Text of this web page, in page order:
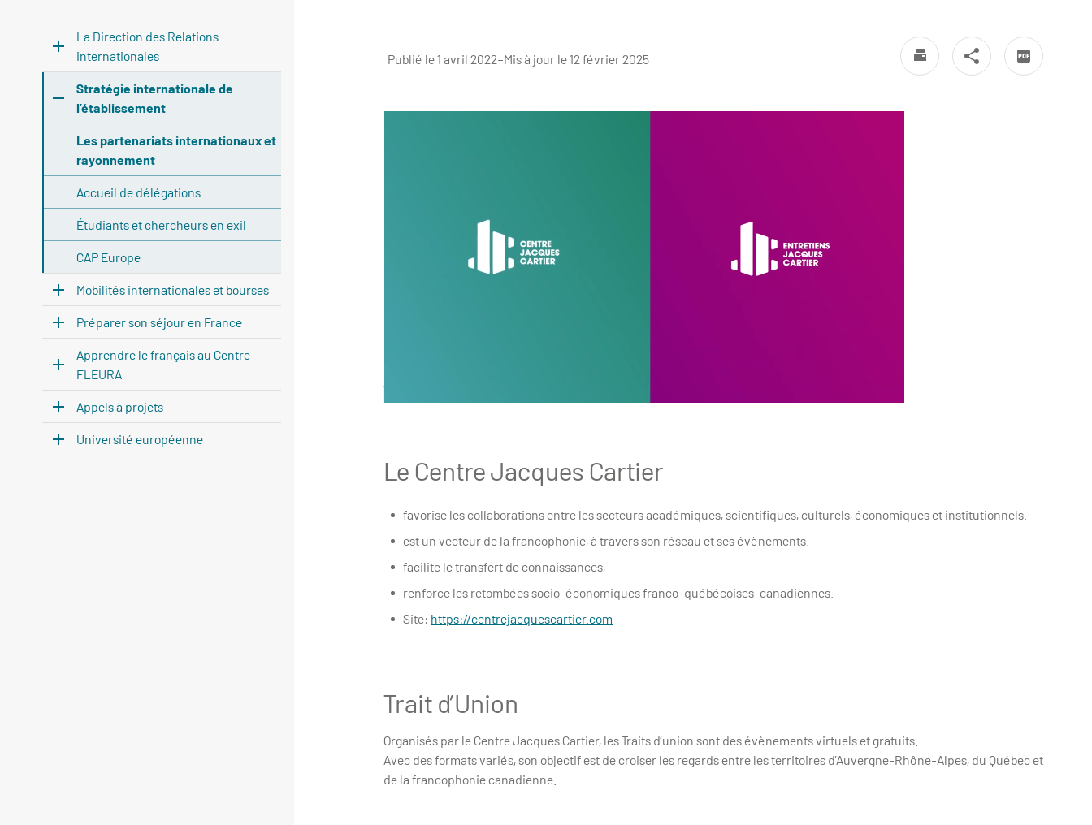
Publié le 1 avril 2022–Mis à jour le 12 février 2025
Le Centre Jacques Cartier
favorise les collaborations entre les secteurs académiques, scientifiques, culturels, économiques et institutionnels.
est un vecteur de la francophonie, à travers son réseau et ses évènements.
facilite le transfert de connaissances,
renforce les retombées socio-économiques franco-québécoises-canadiennes.
Site: https://centrejacquescartier.com
Trait d’Union
Organisés par le Centre Jacques Cartier, les Traits d’union sont des évènements virtuels et gratuits.
Avec des formats variés, son objectif est de croiser les regards entre les territoires d’Auvergne-Rhône-Alpes, du Québec et
de la francophonie canadienne.
La Direction des Relations
internationales
Stratégie internationale de
l’établissement
Les partenariats internationaux et
rayonnement
Accueil de délégations
Étudiants et chercheurs en exil
CAP Europe
Mobilités internationales et bourses
Préparer son séjour en France
Apprendre le français au Centre
FLEURA
Appels à projets
Université européenne